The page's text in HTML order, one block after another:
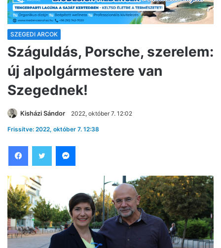
SZEGEDI ARCOK
Száguldás, Porsche, szerelem:
új alpolgármestere van
Szegednek!
Kisházi Sándor 2022, október 7. 12:02
Frissítve: 2022, október 7. 12:38